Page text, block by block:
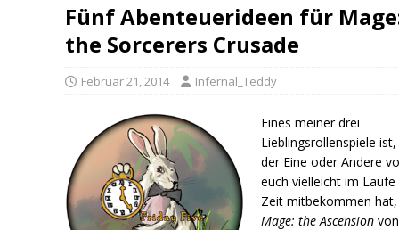
Fünf Abenteuerideen für
the Sorcerers Crusade
Februar 21, 2014 Infernal_Teddy
Eines meiner drei
Lieblingsrollenspiele
der Eine oder Andere
euch vielleicht im Laufe
Zeit mitbekommen hat,
Mage: the Ascension von